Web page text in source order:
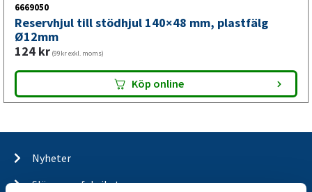
6669050
Reservhjul till stödhjul 140×48 mm, plastfälg
Ø12mm
124 kr (99kr exkl. moms)
Köp online
Nyheter
Släpvagnsfabrikat